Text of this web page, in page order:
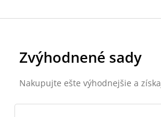
Zvýhodnené sady
Nakupujte ešte výhodnejšie a